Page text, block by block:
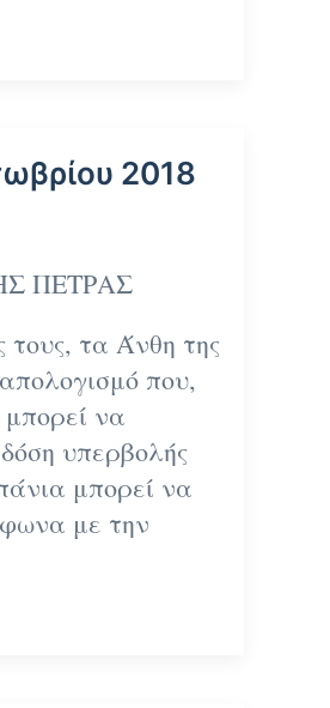
2018
ΠΕΤΡΑΣ
τους, τα Άνθη της
που,
μπορεί να
υπερβολής
μπορεί να
με την